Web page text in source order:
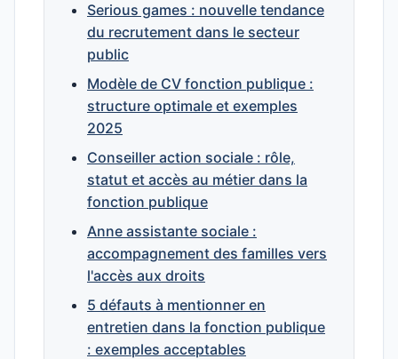
Serious games : nouvelle tendance
du recrutement dans le secteur
public
Modèle de CV fonction publique :
structure optimale et exemples
2025
Conseiller action sociale : rôle,
statut et accès au métier dans la
fonction publique
Anne assistante sociale :
accompagnement des familles vers
l'accès aux droits
5 défauts à mentionner en
entretien dans la fonction publique
: exemples acceptables